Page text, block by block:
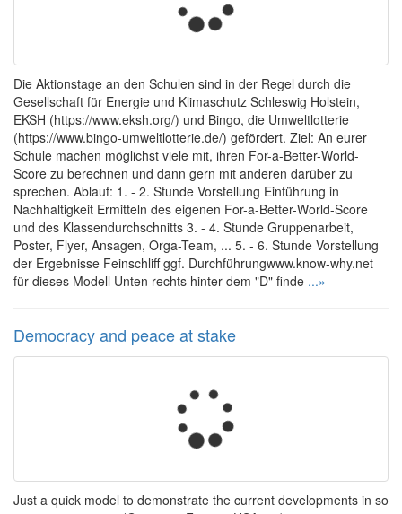
Die Aktionstage an den Schulen sind in der Regel durch die
Gesellschaft für Energie und Klimaschutz Schleswig Holstein,
EKSH (https://www.eksh.org/) und Bingo, die Umweltlotterie
(https://www.bingo-umweltlotterie.de/) gefördert. Ziel: An eurer
Schule machen möglichst viele mit, ihren For-a-Better-World-
Score zu berechnen und dann gern mit anderen darüber zu
sprechen. Ablauf: 1. - 2. Stunde Vorstellung Einführung in
Nachhaltigkeit Ermitteln des eigenen For-a-Better-World-Score
und des Klassendurchschnitts 3. - 4. Stunde Gruppenarbeit,
Poster, Flyer, Ansagen, Orga-Team, ... 5. - 6. Stunde Vorstellung
der Ergebnisse Feinschliff ggf. Durchführungwww.know-why.net
für dieses Modell Unten rechts hinter dem "D" finde ...»
Democracy and peace at stake
Just a quick model to demonstrate the current developments in so